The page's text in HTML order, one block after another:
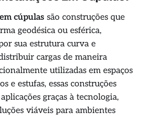
cúpulas são construções que
geodésica ou esférica,
sua estrutura curva e
cargas de maneira
utilizadas em espaços
e estufas, essas construções
graças à tecnologia,
viáveis para ambientes